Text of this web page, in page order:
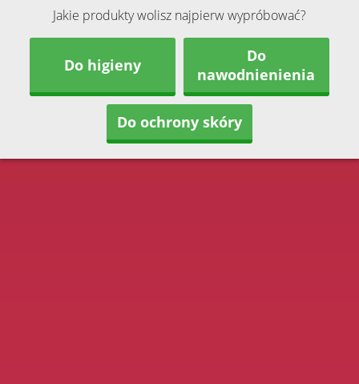
Jakie produkty wolisz najpierw wypróbować?
Do higieny
Do
nawodnienienia
Do ochrony skóry